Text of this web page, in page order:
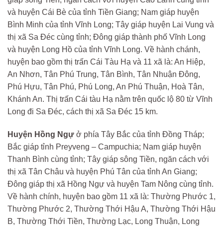
và huyện Cái Bè của tỉnh Tiền Giang; Nam giáp huyện
Bình Minh của tỉnh Vĩnh Long; Tây giáp huyện Lai Vung và
thị xã Sa Đéc cùng tỉnh; Đông giáp thành phố Vĩnh Long
và huyện Long Hồ của tỉnh Vĩnh Long. Về hành chánh,
huyện bao gồm thị trấn Cái Tàu Hạ và 11 xã là: An Hiệp,
An Nhơn, Tân Phú Trung, Tân Bình, Tân Nhuận Đông,
Phú Hựu, Tân Phú, Phú Long, An Phú Thuận, Hoà Tân,
Khánh An. Thị trấn Cái tàu Hạ nằm trên quốc lộ 80 từ Vĩnh
Long đi Sa Đéc, cách thị xã Sa Đéc 15 km.
Huyện Hồng Ngự ở phía Tây Bắc của tỉnh Đồng Tháp;
Bắc giáp tỉnh Preyveng – Campuchia; Nam giáp huyện
Thanh Bình cùng tỉnh; Tây giáp sông Tiền, ngăn cách với
thị xã Tân Châu và huyện Phú Tân của tỉnh An Giang;
Đông giáp thị xã Hồng Ngự và huyện Tam Nông cùng tỉnh.
Về hành chính, huyện bao gồm 11 xã là: Thường Phước 1,
Thường Phước 2, Thường Thới Hậu A, Thường Thới Hậu
B, Thường Thới Tiền, Thường Lạc, Long Thuận, Long